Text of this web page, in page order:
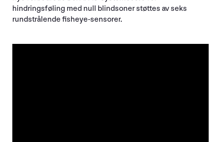
hindringsføling med null blindsoner støttes av seks
rundstrålende fisheye-sensorer.